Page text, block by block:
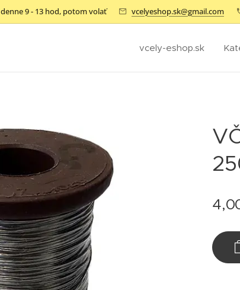
9 - 13 hod, potom volať vcelyeshop.sk@gmail.com
vcely-eshop.sk